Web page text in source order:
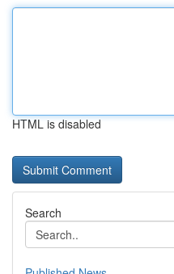
HTML is disabled
Search